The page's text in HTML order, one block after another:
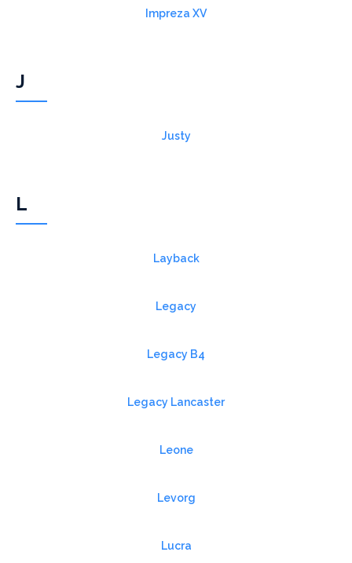
Impreza XV
J
Justy
L
Layback
Legacy
Legacy B4
Legacy Lancaster
Leone
Levorg
Lucra